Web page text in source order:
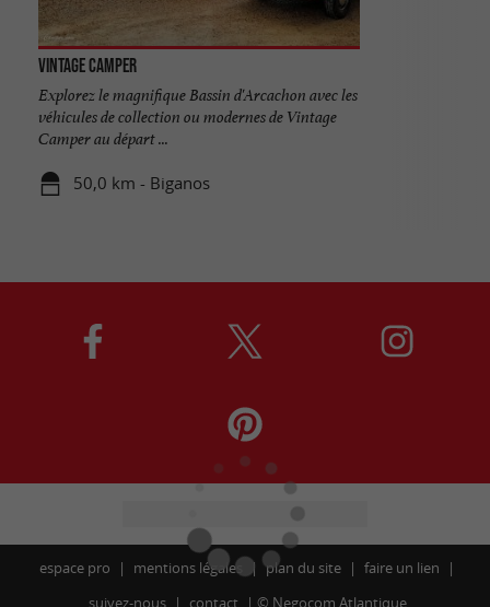
Vintage Camper
Explorez le magnifique Bassin d'Arcachon avec les
véhicules de collection ou modernes de Vintage
Camper au départ ...
50,0 km - Biganos
espace pro mentions légales plan du site
faire un lien